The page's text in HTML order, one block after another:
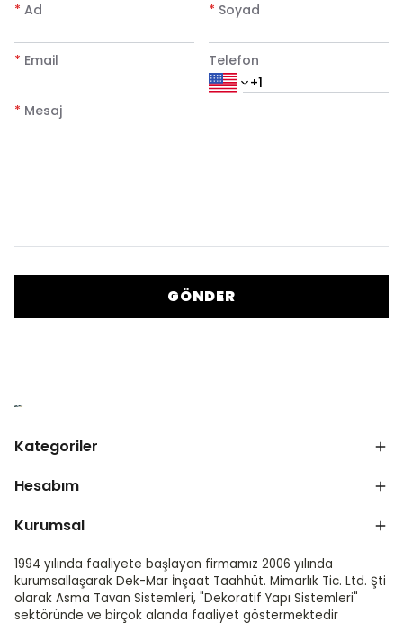
* Ad * Soyad
* Email Telefon
* Mesaj
GÖNDER
Kategoriler
Hesabım
Kurumsal
1994 yılında faaliyete başlayan firmamız 2006 yılında
kurumsallaşarak Dek-Mar İnşaat Taahhüt. Mimarlık Tic. Ltd. Şti
olarak Asma Tavan Sistemleri, "Dekoratif Yapı Sistemleri"
sektöründe ve birçok alanda faaliyet göstermektedir